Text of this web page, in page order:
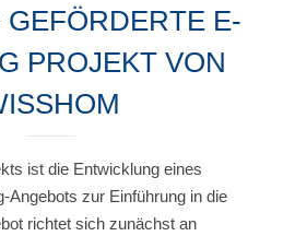
E-
PROJEKT VON
ist die Entwicklung eines
Angebots zur Einführung in die
richtet sich zunächst an